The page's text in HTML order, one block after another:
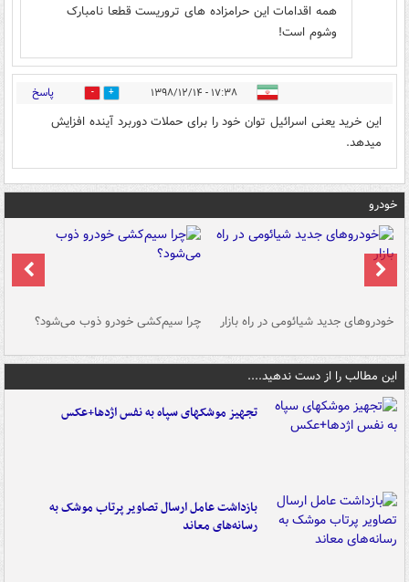
همه اقدامات این حرامزاده های تروریست قطعا نامبارک
وشوم است!
۱۷:۳۸ - ۱۳۹۸/۱۲/۱۴ 7 پاسخ
این خرید یعنی اسرائیل توان خود را برای حملات دوربرد آینده افزایش
میدهد.
خودرو
خودروهای جدید شیائومی در راه بازار چرا سیم‌کشی خودرو ذوب می‌شود؟
این مطالب را از دست ندهید....
تجهیز موشکهای سپاه به نفس اژدها+عکس
بازداشت عامل ارسال تصاویر پرتاب موشک به
رسانه‌های معاند